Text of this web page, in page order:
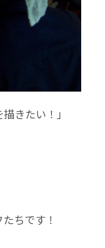
きたい！」
ちです！